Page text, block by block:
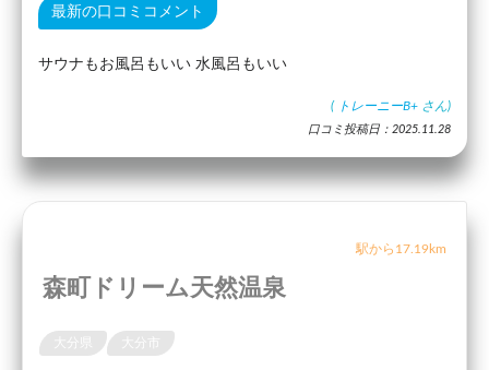
最新の口コミコメント
サウナもお風呂もいい 水風呂もいい
( トレーニーB+ さん)
口コミ投稿日：2025.11.28
駅から17.19km
森町ドリーム天然温泉